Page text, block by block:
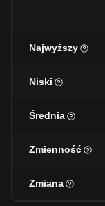
Najwyższy
Niski
Średnia
Zmienność
Zmiana